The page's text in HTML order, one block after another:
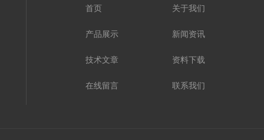
首页 关于我们
产品展示 新闻资讯
技术文章 资料下载
在线留言 联系我们